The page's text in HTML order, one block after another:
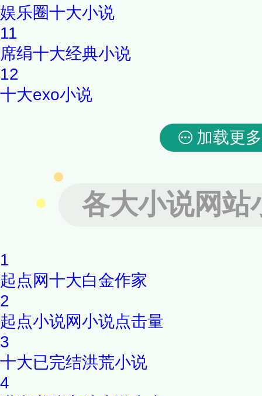
娱乐圈十大小说
11
席绢十大经典小说
12
十大exo小说
加载更多
各大小说网站
1
起点网十大白金作家
2
起点小说网小说点击量
3
十大已完结洪荒小说
4